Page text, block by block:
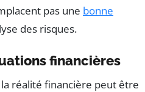
pas une bonne
des risques.
financières
réalité financière peut être